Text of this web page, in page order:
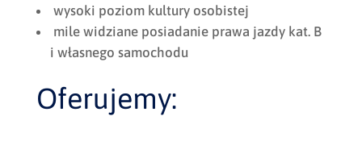
wysoki poziom kultury osobistej
mile widziane posiadanie prawa jazdy kat. B
i własnego samochodu
Oferujemy: